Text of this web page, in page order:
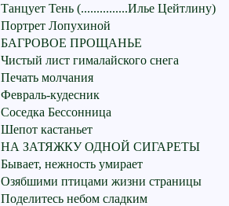
Танцует Тень (...............Илье Цейтлину)
Портрет Лопухиной
БАГРОВОЕ ПРОЩАНЬЕ
Чистый лист гималайского снега
Печать молчания
Февраль-кудесник
Соседка Бессонница
Шепот кастаньет
НА ЗАТЯЖКУ ОДНОЙ СИГАРЕТЫ
Бывает, нежность умирает
Озябшими птицами жизни страницы
Поделитесь небом сладким